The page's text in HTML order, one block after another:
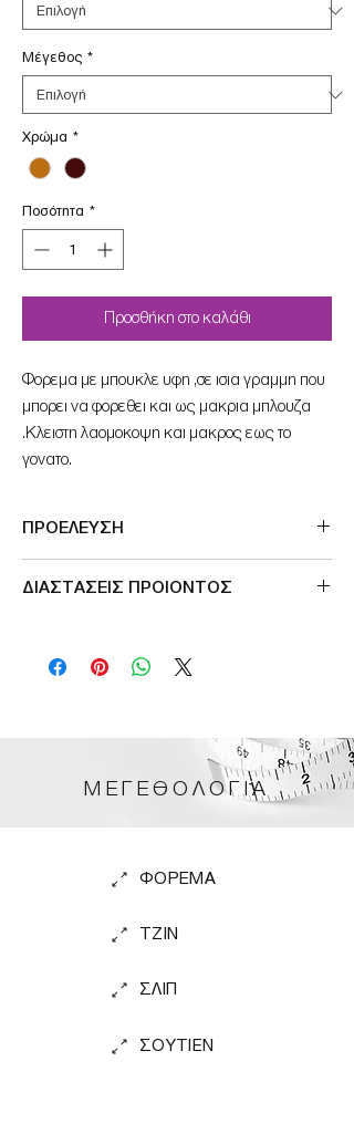
Μέγεθος *
Χρώμα *
Ποσότητα *
Προσθήκη στο καλάθι
Φορεμα με μπουκλε υφη ,σε ισια γραμμη που
μπορει να φορεθει και ως μακρια μπλουζα
.Κλειστη λαομοκοψη και μακρος εως το
γονατο.
ΠΡΟΕΛΕΥΣΗ
ΔΙΑΣΤΑΣΕΙΣ ΠΡΟΙΟΝΤΟΣ
ΜΕΓΕΘΟΛΟΓΙΑ
ΦΟΡΕΜΑ
TZIN
ΣΛΙΠ
ΣΟΥΤΙΕΝ